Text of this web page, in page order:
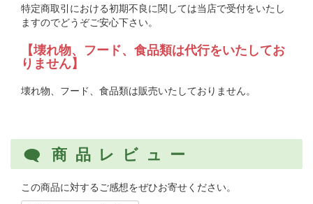
特定商取引における初期不良に関しては当店で受付をいたし
ますのでどうぞご安心下さい。
【壊れ物、フード、食品類は代行をいたしてお
りません】
壊れ物、フード、食品類は販売いたしておりません。
商品レビュー
この商品に対するご感想をぜひお寄せください。